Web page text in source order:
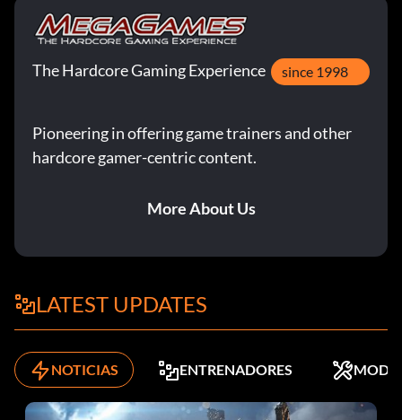
The Hardcore Gaming Experience since 1998
Pioneering in offering game trainers and other
hardcore gamer-centric content.
More About Us
LATEST UPDATES
NOTICIAS ENTRENADORES MODS